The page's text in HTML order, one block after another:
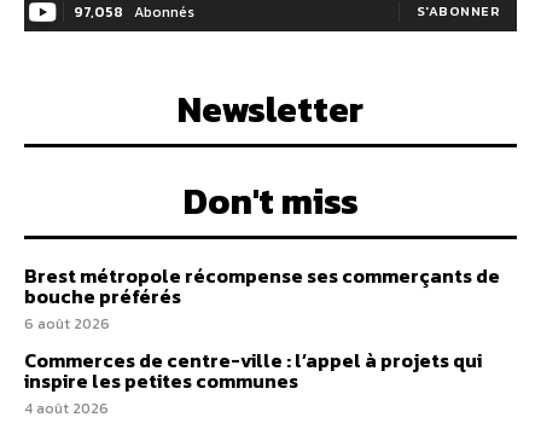
97,058 Abonnés S'ABONNER
Newsletter
Don't miss
Brest métropole récompense ses commerçants de
bouche préférés
6 août 2026
Commerces de centre-ville : l’appel à projets qui
inspire les petites communes
4 août 2026